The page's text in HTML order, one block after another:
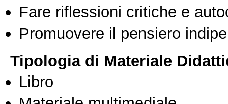
Fare riflessioni critiche e
Promuovere il pensiero
Tipologia di Materiale
Libro